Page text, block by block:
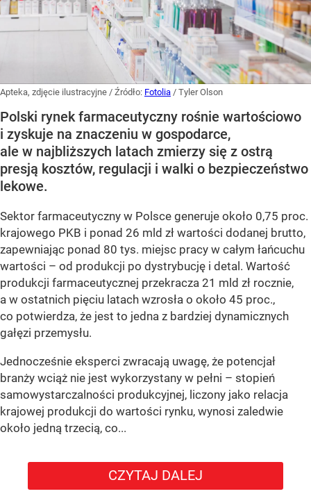
Apteka, zdjęcie ilustracyjne / Źródło: Fotolia / Tyler Olson
Polski rynek farmaceutyczny rośnie wartościowo
i zyskuje na znaczeniu w gospodarce,
ale w najbliższych latach zmierzy się z ostrą
presją kosztów, regulacji i walki o bezpieczeństwo
lekowe.
Sektor farmaceutyczny w Polsce generuje około 0,75 proc.
krajowego PKB i ponad 26 mld zł wartości dodanej brutto,
zapewniając ponad 80 tys. miejsc pracy w całym łańcuchu
wartości – od produkcji po dystrybucję i detal. Wartość
produkcji farmaceutycznej przekracza 21 mld zł rocznie,
a w ostatnich pięciu latach wzrosła o około 45 proc.,
co potwierdza, że jest to jedna z bardziej dynamicznych
gałęzi przemysłu.
Jednocześnie eksperci zwracają uwagę, że potencjał
branży wciąż nie jest wykorzystany w pełni – stopień
samowystarczalności produkcyjnej, liczony jako relacja
krajowej produkcji do wartości rynku, wynosi zaledwie
około jedną trzecią, co...
CZYTAJ DALEJ